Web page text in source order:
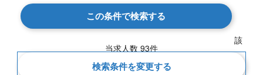
この条件で検索する
該
当求人数 93件
検索条件を変更する
現在の検索条件